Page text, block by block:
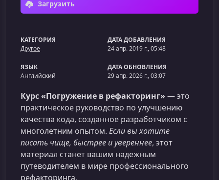
Загрузить
КАТЕГОРИЯ
Другое
ДАТА ДОБАВЛЕНИЯ
24 апр. 2019 г., 05:48
ЯЗЫК
Английский
ДАТА ОБНОВЛЕНИЯ
29 апр. 2026 г., 03:07
Курс «Погружение в рефакторинг» — это
практическое руководство по улучшению
качества кода, созданное разработчиком с
многолетним опытом. Если вы хотите
писать чище, быстрее и увереннее, этот
материал станет вашим надежным
путеводителем в мире профессионального
рефакторинга.